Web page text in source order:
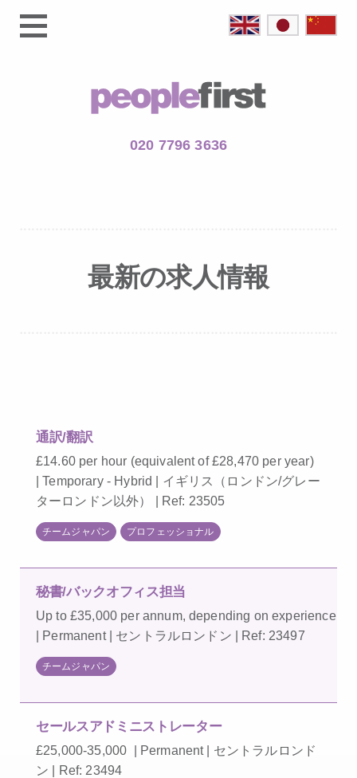
020 7796 3636
最新の求人情報
通訳/翻訳
£14.60 per hour (equivalent of £28,470 per year)
| Temporary - Hybrid | イギリス（ロンドン/グレー
ターロンドン以外） | Ref: 23505
チームジャパン プロフェッショナル
秘書/バックオフィス担当
Up to £35,000 per annum, depending on experience
| Permanent | セントラルロンドン | Ref: 23497
チームジャパン
セールスアドミニストレーター
£25,000-35,000 | Permanent | セントラルロンド
ン | Ref: 23494